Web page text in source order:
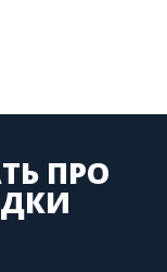
ПРО